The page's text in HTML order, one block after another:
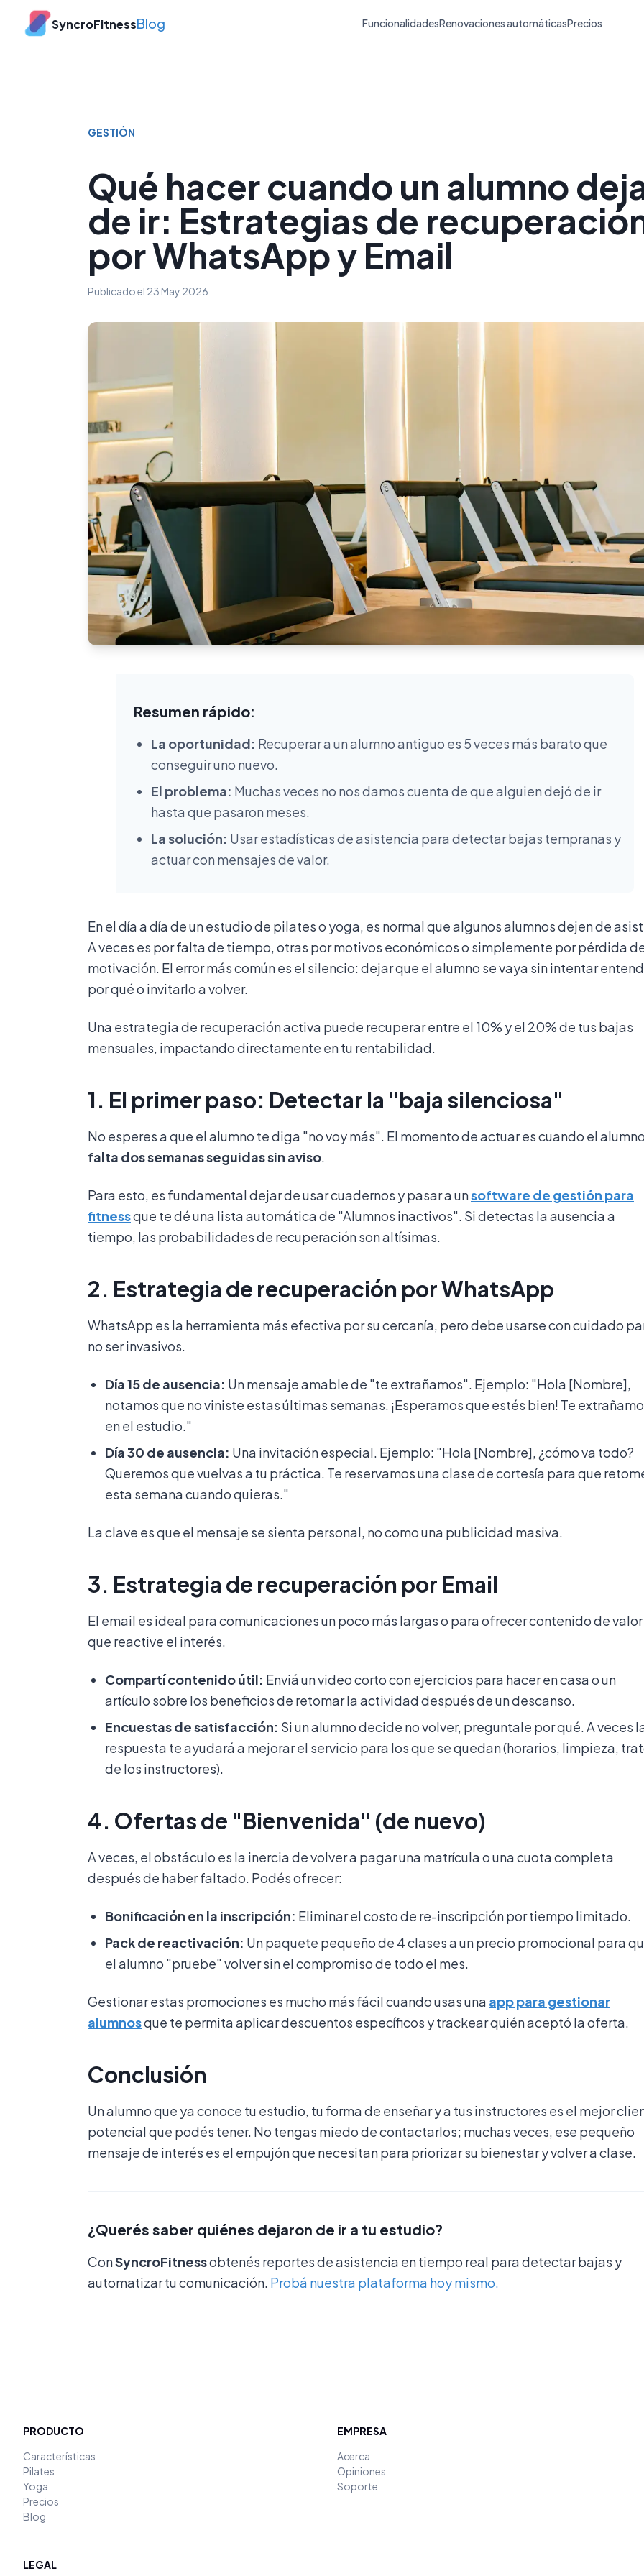
SyncroFitnessBlog FuncionalidadesRenovaciones automáticasPrecios
GESTIÓN
Qué hacer cuando un alumno
de ir: Estrategias de
por WhatsApp y Email
Publicado el 23 May 2026
Resumen rápido:
La oportunidad: Recuperar a un alumno antiguo es 5 veces más barato que
conseguir uno nuevo.
El problema: Muchas veces no nos damos cuenta de que alguien dejó de ir
hasta que pasaron meses.
La solución: Usar estadísticas de asistencia para detectar bajas tempranas y
actuar con mensajes de valor.
En el día a día de un estudio de pilates o yoga, es normal que algunos alumnos dejen de
A veces es por falta de tiempo, otras por motivos económicos o simplemente por pérdida
motivación. El error más común es el silencio: dejar que el alumno se vaya sin intentar
por qué o invitarlo a volver.
Una estrategia de recuperación activa puede recuperar entre el 10% y el 20% de tus bajas
mensuales, impactando directamente en tu rentabilidad.
1. El primer paso: Detectar la "baja silenciosa"
No esperes a que el alumno te diga "no voy más". El momento de actuar es cuando el
falta dos semanas seguidas sin aviso.
Para esto, es fundamental dejar de usar cuadernos y pasar a unsoftware de gestión para
fitnessque te dé una lista automática de "Alumnos inactivos". Si detectas la ausencia a
tiempo, las probabilidades de recuperación son altísimas.
2. Estrategia de recuperación por WhatsApp
WhatsApp es la herramienta más efectiva por su cercanía, pero debe usarse con cuidado
no ser invasivos.
Día 15 de ausencia: Un mensaje amable de "te extrañamos". Ejemplo: "Hola [Nombre],
notamos que no viniste estas últimas semanas. ¡Esperamos que estés bien! Te
en el estudio."
Día 30 de ausencia: Una invitación especial. Ejemplo: "Hola [Nombre], ¿cómo va todo?
Queremos que vuelvas a tu práctica. Te reservamos una clase de cortesía para que
esta semana cuando quieras."
La clave es que el mensaje se sienta personal, no como una publicidad masiva.
3. Estrategia de recuperación por Email
El email es ideal para comunicaciones un poco más largas o para ofrecer contenido de valor
que reactive el interés.
Compartí contenido útil: Enviá un video corto con ejercicios para hacer en casa o un
artículo sobre los beneficios de retomar la actividad después de un descanso.
Encuestas de satisfacción: Si un alumno decide no volver, preguntale por qué. A veces
respuesta te ayudará a mejorar el servicio para los que se quedan (horarios, limpieza,
de los instructores).
4. Ofertas de "Bienvenida" (de nuevo)
A veces, el obstáculo es la inercia de volver a pagar una matrícula o una cuota completa
después de haber faltado. Podés ofrecer:
Bonificación en la inscripción: Eliminar el costo de re-inscripción por tiempo limitado.
Pack de reactivación: Un paquete pequeño de 4 clases a un precio promocional para
el alumno "pruebe" volver sin el compromiso de todo el mes.
Gestionar estas promociones es mucho más fácil cuando usas una app para gestionar
alumnosque te permita aplicar descuentos específicos y trackear quién aceptó la oferta.
Conclusión
Un alumno que ya conoce tu estudio, tu forma de enseñar y a tus instructores es el mejor
potencial que podés tener. No tengas miedo de contactarlos; muchas veces, ese pequeño
mensaje de interés es el empujón que necesitan para priorizar su bienestar y volver a clase.
¿Querés saber quiénes dejaron de ir a tu estudio?
ConSyncroFitnessobtenés reportes de asistencia en tiempo real para detectar bajas y
automatizar tu comunicación. Probá nuestra plataforma hoy mismo.
PRODUCTO
Características
Pilates
Yoga
Precios
Blog
EMPRESA
Acerca
Opiniones
Soporte
LEGAL